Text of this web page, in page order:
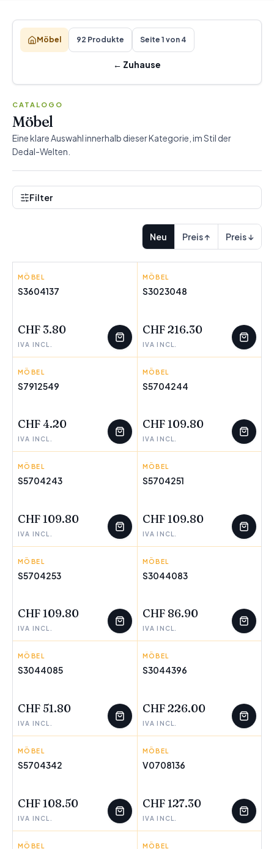
Möbel 92 Produkte Seite 1 von 4
← Zuhause
CATALOGO
Möbel
Eine klare Auswahl innerhalb dieser Kategorie, im Stil der
Dedal-Welten.
Filter
Neu Preis ↑ Preis ↓
GIFT DECOR
MÖBEL
S3604137
CHF 3.80
IVA INCL.
DKD HOME DECOR
MÖBEL
S3023048
CHF 216.30
IVA INCL.
REI
MÖBEL
S7912549
CHF 4.20
IVA INCL.
PIQUERAS Y CRESPO
MÖBEL
S5704244
CHF 109.80
IVA INCL.
PIQUERAS Y CRESPO
MÖBEL
S5704243
CHF 109.80
IVA INCL.
PIQUERAS Y CRESPO
MÖBEL
S5704251
CHF 109.80
IVA INCL.
PIQUERAS Y CRESPO
MÖBEL
S5704253
CHF 109.80
IVA INCL.
DKD HOME DECOR
MÖBEL
S3044083
CHF 86.90
IVA INCL.
DKD HOME DECOR
MÖBEL
S3044085
CHF 51.80
IVA INCL.
DKD HOME DECOR
MÖBEL
S3044396
CHF 226.00
IVA INCL.
PIQUERAS Y CRESPO
MÖBEL
S5704342
CHF 108.50
IVA INCL.
BIGBUY HOME
MÖBEL
V0708136
CHF 127.30
IVA INCL.
BIGBUY HOME
MÖBEL DKD HOME DECOR
MÖBEL